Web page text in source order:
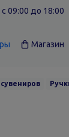
09:00 до 18:00
Магазин